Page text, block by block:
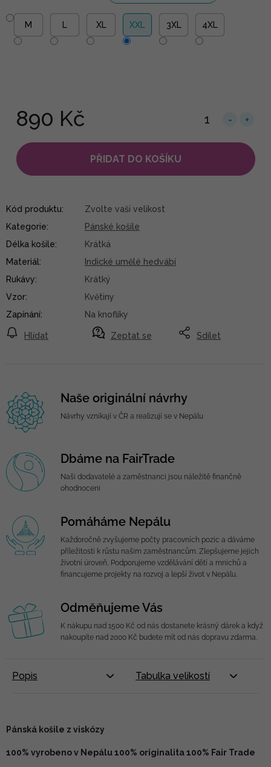
890 Kč
PŘIDAT DO KOŠÍKU
M XL XXL 3XL 4XL
Zeptat se
Hlídat Sdílet
Kód produktu:
Zvolte vaši velikost
Kategorie:
Pánské košile
Délka košile:
Krátká
Materiál:
Indické umělé hedvábí
Rukávy:
Krátký
Vzor:
Květiny
Zapínání: Na knoflíky
Naše originální návrhy
Návrhy vznikají v ČR a realizují se v Nepálu
Dbáme na FairTrade
Naši dodavatelé a zaměstnanci jsou náležitě finančně
ohodnoceni
Pomáháme Nepálu
Každoročně zvyšujeme počty pracovních pozic a dáváme
příležitosti k růstu našim zaměstnancům. Zlepšujeme jejich
životní úroveň, Podporujeme vzdělávání dětí a mnichů a
financujeme projekty na rozvoj a lepší život v Nepálu.
Odměňujeme Vás
K nákupu nad 1500 Kč od nás dostanete krásný dárek a když
nakoupíte nad 2000 Kč budete mít od nás dopravu zdarma.
Popis Tabulka velikostí
Pánská košile z viskózy
100% vyrobeno v Nepálu 100% originalita 100% Fair Trade